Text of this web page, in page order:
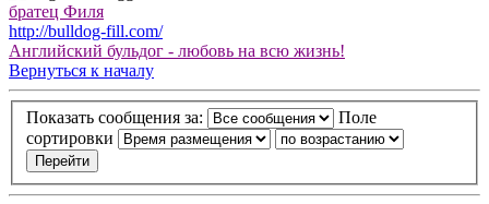
братец Филя
http://bulldog-fill.com/
Английский бульдог - любовь на всю жизнь!
Вернуться к началу
Показать сообщения за:
Поле
сортировки